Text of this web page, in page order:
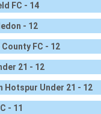
FC - 14
- 12
FC - 12
21 - 12
Hotspur Under 21 - 12
- 11